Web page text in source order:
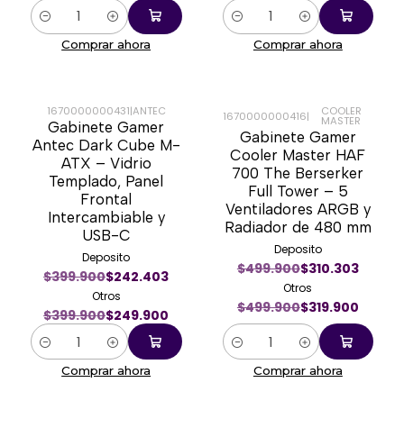
Cantidad
Comprar ahora
Cantidad
Comprar ahora
-38%
1670000000431|ANTEC
Gabinete Gamer
Antec Dark Cube M-
ATX – Vidrio
Templado, Panel
Frontal
Intercambiable y
USB-C
Deposito
$399.900$242.403
Otros
$399.900$249.900
Cantidad
Comprar ahora
-36%
1670000000416| COOLER
MASTER
Gabinete Gamer
Cooler Master HAF
700 The Berserker
Full Tower – 5
Ventiladores ARGB y
Radiador de 480 mm
Deposito
$499.900$310.303
Otros
$499.900$319.900
Cantidad
Comprar ahora